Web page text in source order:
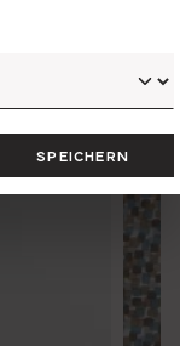
SPEICHERN